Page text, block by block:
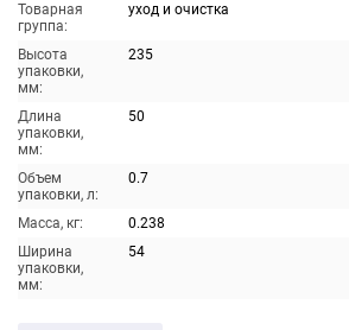
Товарная
группа:
уход и очистка
Высота
упаковки,
мм:
235
Длина
упаковки,
мм:
50
Объем
упаковки, л:
0.7
Масса, кг:
0.238
Ширина
упаковки,
мм:
54